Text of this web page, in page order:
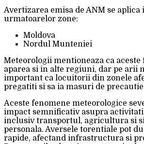
Avertizarea emisa de ANM se aplica
urmatoarelor zone:
Moldova
Nordul Munteniei
Meteorologii mentioneaza ca aceste
aparea si in alte regiuni, dar pe arii
important ca locuitorii din zonele
pregatiti si sa ia masuri de
Aceste fenomene meteorologice
impact semnificativ asupra
inclusiv transportul, agricultura si
personala. Aversele torentiale pot
rapide, afectand infrastructura si